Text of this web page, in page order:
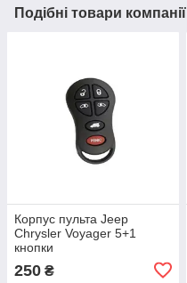
Подібні товари компанії
Корпус пульта Jeep
Chrysler Voyager 5+1
кнопки
250 ₴